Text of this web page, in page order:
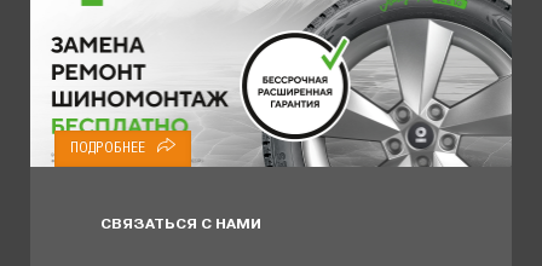
ПОДРОБНЕЕ
СВЯЗАТЬСЯ С НАМИ